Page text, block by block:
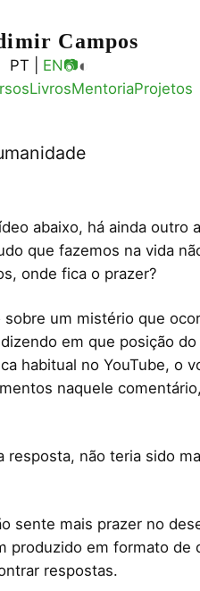
Campos
PT | EN📷◐
LivrosMentoriaProjetos
abaixo, há ainda outro
que fazemos na vida
onde fica o prazer?
um mistério que
em que posição
habitual no YouTube, o
naquele
resposta, não teria sido
sente mais prazer no
produzido em formato de
respostas.